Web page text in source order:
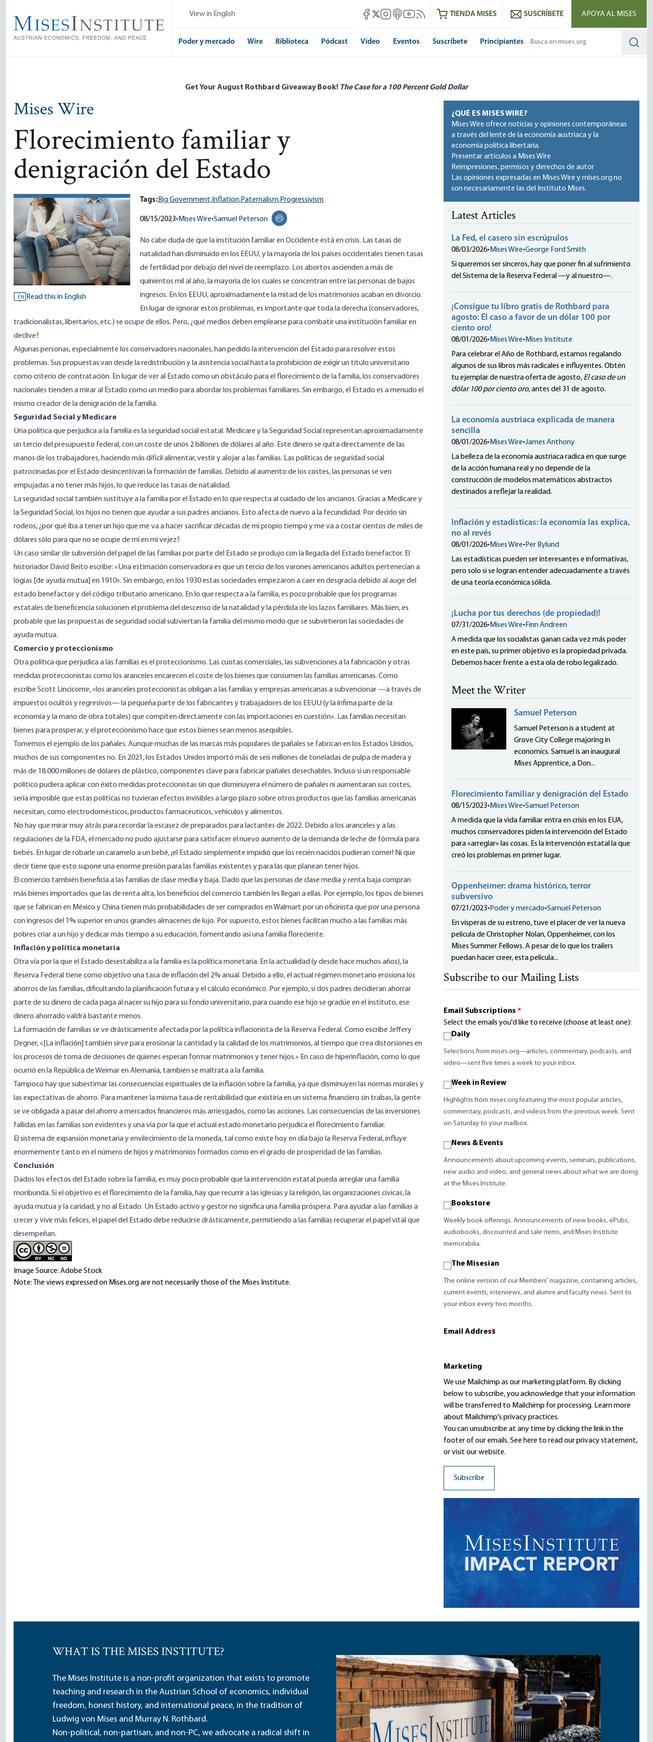
main
content
View in English Mises Facebook
Mises X
Mises Instagram
Mises itunes
Mises Youtube
Mises RSS feedTIENDA MISES SUSCRÍBETE APOYA AL MISES
Poder y mercado Wire Biblioteca Pódcast Vídeo Eventos Suscríbete Principiantes
Get Your August Rothbard Giveaway Book! The Case for a 100 Percent Gold Dollar
Mises Wire
Florecimiento familiar y
denigración del Estado
EN Read this in English
Tags:Big Government, Inflation,Paternalism,Progressivism
08/15/2023• Mises Wire•Samuel Peterson
Print this page
No cabe duda de que la institución familiar en Occidente está en crisis. Las tasas de
natalidad handisminuido en los EEUU, y la mayoría de los países occidentales tienen tasas
de fertilidad por debajo del nivel de reemplazo. Los abortos ascienden a más de
quinientos mil al año, la mayoría de los cuales se concentran entre las personas de bajos
ingresos. En los EEUU, aproximadamente la mitad de los matrimonios acaban endivorcio.
En lugar de ignorar estos problemas, es importante que toda la derecha (conservadores,
tradicionalistas, libertarios, etc.) se ocupe de ellos. Pero, ¿qué medios deben emplearse para combatir una institución familiar en
declive?
Algunas personas, especialmente los conservadores nacionales, han pedido la intervención del Estado para resolver estos
problemas. Sus propuestas van desde laredistribución y la asistencia social hasta laprohibición de exigir un título universitario
como criterio de contratación. En lugar de ver al Estado como un obstáculo para el florecimiento de la familia, los conservadores
nacionales tienden a mirar al Estado como un medio para abordar los problemas familiares. Sin embargo, el Estado es a menudo el
mismo creador de la denigración de la familia.
Seguridad Social y Medicare
Una política que perjudica a la familia es la seguridad social estatal. Medicare y la Seguridad Social representan aproximadamente
un tercio del presupuesto federal, con un coste de unos 2 billones de dólares al año. Este dinero se quita directamente de las
manos de los trabajadores, haciendo más difícil alimentar, vestir y alojar a las familias. Las políticas de seguridad social
patrocinadas por el Estado desincentivan la formación de familias. Debido al aumento de los costes, las personas se ven
empujadas a no tener más hijos, lo que reduce las tasas de natalidad.
La seguridad social también sustituye a la familia por el Estado en lo que respecta al cuidado de los ancianos. Gracias a Medicare y
la Seguridad Social, los hijos no tienen que ayudar asus padres ancianos. Esto afecta de nuevo a la fecundidad. Por decirlo sin
rodeos, ¿por qué iba a tener un hijo que me va a hacer sacrificar décadas de mi propio tiempo y me va a costar cientos de miles de
dólares sólo para que no se ocupe de mí en mi vejez?
Un caso similar de subversión del papel de las familias por parte del Estado se produjo con la llegada del Estado benefactor. El
historiador David Beito escribe: «Una estimación conservadora es que un tercio de los varones americanos adultos pertenecían a
logias [de ayuda mutua] en 1910». Sin embargo, en los 1930 estas sociedades empezaron a caer en desgracia debido al auge del
estado benefactor y del código tributario americano. En lo que respecta a la familia, es poco probable que los programas
estatales de beneficencia solucionen el problema del descenso de la natalidad y la pérdida de los lazos familiares. Más bien, es
probable que las propuestas de seguridad social subviertan la familia del mismo modo que se subvirtieron las sociedades de
ayuda mutua.
Comercio y proteccionismo
Otra política que perjudica a las familias es el proteccionismo. Las cuotas comerciales, las subvenciones a la fabricación y otras
medidas proteccionistas como los aranceles encarecen el coste de los bienes que consumen las familias americanas. Como
escribe Scott Lincicome, «los aranceles proteccionistas obligan a las familias y empresas americanas a subvencionar —a través de
impuestos ocultos y regresivos— la pequeña parte de los fabricantes y trabajadores de los EEUU (y la ínfima parte de la
economía y la mano de obra totales) que compiten directamente con las importaciones en cuestión». Las familias necesitan
bienes para prosperar, y el proteccionismo hace que estos bienes sean menos asequibles.
Tomemos el ejemplo de los pañales. Aunque muchas de las marcas más populares de pañales se fabrican en los Estados Unidos,
muchos de sus componentes no. En 2021, los Estados Unidos importó más de seis millones de toneladas de pulpa de maderay
más de 18.000 millones de dólares de plástico, componentes clave para fabricar pañales desechables. Incluso si un responsable
político pudiera aplicar con éxito medidas proteccionistas sin que disminuyera el número de pañales ni aumentaran sus costes,
sería imposible que estas políticas no tuvieran efectos invisibles a largo plazo sobre otros productos que las familias americanas
necesitan, como electrodomésticos, productos farmacéuticos, vehículos y alimentos.
No hay que mirar muy atrás para recordar laescasez de preparados para lactantes de 2022. Debido a los aranceles y a las
regulaciones de la FDA, el mercado no pudo ajustarse para satisfacer el nuevo aumento de la demanda de leche de fórmula para
bebés. En lugar de robarle un caramelo a un bebé, ¡el Estado simplemente impidió que los recién nacidos pudieran comer! Ni que
decir tiene que esto supone una enorme presión para las familias existentes y para las que planean tener hijos.
El comercio también beneficia a las familias de clase media y baja. Dado que las personas de clase media y renta baja compran
más bienes importados que las de renta alta, los beneficios del comercio también les llegan a ellas. Por ejemplo, los tipos de bienes
que se fabrican en México y China tienen más probabilidades de ser comprados en Walmart por un oficinista que por una persona
con ingresos del 1% superior en unos grandes almacenes de lujo. Por supuesto, estos bienes facilitan mucho a las familias más
pobres criar a un hijo y dedicar más tiempo a su educación, fomentando así una familia floreciente.
Inflación y política monetaria
Otra vía por la que el Estado desestabiliza a la familia es la política monetaria. En laactualidad (y desde hace muchos años), la
Reserva Federal tiene como objetivo una tasa de inflación del 2% anual. Debido a ello, el actual régimen monetario erosiona los
ahorros de las familias, dificultando la planificación futura y el cálculo económico. Por ejemplo, si dos padres decidieran ahorrar
parte de su dinero de cada paga al nacer su hijo para su fondo universitario, para cuando ese hijo se gradúe en el instituto, ese
dinero ahorrado valdrá bastante menos.
La formación de familias se ve drásticamente afectada por la política inflacionista de la Reserva Federal. Como escribe Jeffery
Degner, «[La inflación] también sirve para erosionar la cantidad y la calidad de los matrimonios, al tiempo que crea distorsiones en
los procesos de toma de decisiones de quienes esperan formar matrimonios y tener hijos.» En caso de hiperinflación, como lo que
ocurrió en la Repúblicade Weimaren Alemania, también se maltrata a la familia.
Tampoco hay que subestimar las consecuencias espirituales de la inflación sobre la familia, ya que disminuyen las normas morales y
las expectativas de ahorro. Para mantener la misma tasa de rentabilidad que existiría en un sistema financiero sin trabas, la gente
se ve obligada a pasar del ahorro a mercados financieros más arriesgados, como las acciones. Las consecuencias de las inversiones
fallidas en las familias son evidentes y una vía por la que el actual estado monetario perjudica el florecimiento familiar.
El sistema de expansión monetaria y envilecimiento de la moneda, tal como existe hoy en día bajo la Reserva Federal, influye
enormemente tanto en el número de hijos y matrimonios formados como en el grado de prosperidad de las familias.
Conclusión
Dados los efectos del Estado sobre la familia, es muy poco probable que la intervención estatal pueda arreglar una familia
moribunda. Si el objetivo es el florecimiento de la familia, hay que recurrir a las iglesias y la religión, las organizaciones cívicas, la
ayuda mutua y la caridad, y no al Estado. Un Estado activo y gestor no significa una familia próspera. Para ayudar a las familias a
crecer y vivir más felices, el papel del Estado debe reducirse drásticamente, permitiendo a las familias recuperar el papel vital que
desempeñan.
Image Source: Adobe Stock
Note: The views expressed on Mises.org are not necessarily those of the Mises Institute.
¿QUÉ ES MISES WIRE?
Mises Wire ofrece noticias y opiniones contemporáneas
a través del lente de la economía austriaca y la
economía política libertaria.
Presentar artículos a Mises Wire
Reimpresiones, permisos y derechos de autor
Las opiniones expresadas en Mises Wire y mises.org no
son necesariamente las del Instituto Mises.
Latest Articles
La Fed, el casero sin escrúpulos
08/03/2026• Mises Wire•George Ford Smith
Si queremos ser sinceros, hay que poner fin al sufrimiento
del Sistema de la Reserva Federal —y al nuestro—.
¡Consigue tu libro gratis de Rothbard para
agosto: El caso a favor de un dólar 100 por
ciento oro!
08/01/2026• Mises Wire• Mises Institute
Para celebrar el Año de Rothbard, estamos regalando
algunos de sus libros más radicales e influyentes. Obtén
tu ejemplar de nuestra oferta de agosto, El caso de un
dólar 100 por ciento oro, antes del 31 de agosto.
La economía austriaca explicada de manera
sencilla
08/01/2026• Mises Wire•James Anthony
La belleza de la economía austriaca radica en que surge
de la acción humana real y no depende de la
construcción de modelos matemáticos abstractos
destinados a reflejar la realidad.
Inflación y estadísticas: la economía las explica,
no al revés
08/01/2026• Mises Wire• Per Bylund
Las estadísticas pueden ser interesantes e informativas,
pero solo si se logran entender adecuadamente a través
de una teoría económica sólida.
¡Lucha por tus derechos (de propiedad)!
07/31/2026• Mises Wire• Finn Andreen
A medida que los socialistas ganan cada vez más poder
en este país, su primer objetivo es la propiedad privada.
Debemos hacer frente a esta ola de robo legalizado.
Meet the Writer
Samuel Peterson
Samuel Peterson is a student at
Grove City College majoring in
economics. Samuel is an inaugural
Mises Apprentice, a Don...
Florecimiento familiar y denigración del Estado
08/15/2023• Mises Wire•Samuel Peterson
A medida que la vida familiar entra en crisis en los EUA,
muchos conservadores piden la intervención del Estado
para «arreglar» las cosas. Es la intervención estatal la que
creó los problemas en primer lugar.
Oppenheimer: drama histórico, terror
subversivo
07/21/2023• Poder y mercado•Samuel Peterson
En vísperas de su estreno, tuve el placer de ver la nueva
película de Christopher Nolan, Oppenheimer, con los
Mises Summer Fellows. A pesar de lo que los trailers
puedan hacer creer, esta película...
Subscribe to our Mailing Lists
Email Subscriptions *
Select the emails you'd like to receive (choose at least one):
Daily
Selections from mises.org—articles, commentary, podcasts, and
video—sent five times a week to your inbox.
Week in Review
Highlights from mises.org featuring the most popular articles,
commentary, podcasts, and videos from the previous week. Sent
on Saturday to your mailbox.
News & Events
Announcements about upcoming events, seminars, publications,
new audio and video, and general news about what we are doing
at the Mises Institute.
Bookstore
Weekly book offerings. Announcements of new books, ePubs,
audiobooks, discounted and sale items, and Mises Institute
memorabilia.
The Misesian
The online version of our Members' magazine, containing articles,
current events, interviews, and alumni and faculty news. Sent to
your inbox every two months.
Email Address
*
Marketing
We use Mailchimp as our marketing platform. By clicking
below to subscribe, you acknowledge that your information
will be transferred to Mailchimp for processing. Learn more
about Mailchimp's privacy practices.
You can unsubscribe at any time by clicking the link in the
footer of our emails. See here to read ourprivacy statement,
or visit our website.
WHAT IS THE MISES INSTITUTE?
The Mises Institute is a non-profit organization that exists to promote
teaching and research in the Austrian School of economics, individual
freedom, honest history, and international peace, in the tradition of
Ludwig von Mises and Murray N. Rothbard.
Non-political, non-partisan, and non-PC, we advocate a radical shift in